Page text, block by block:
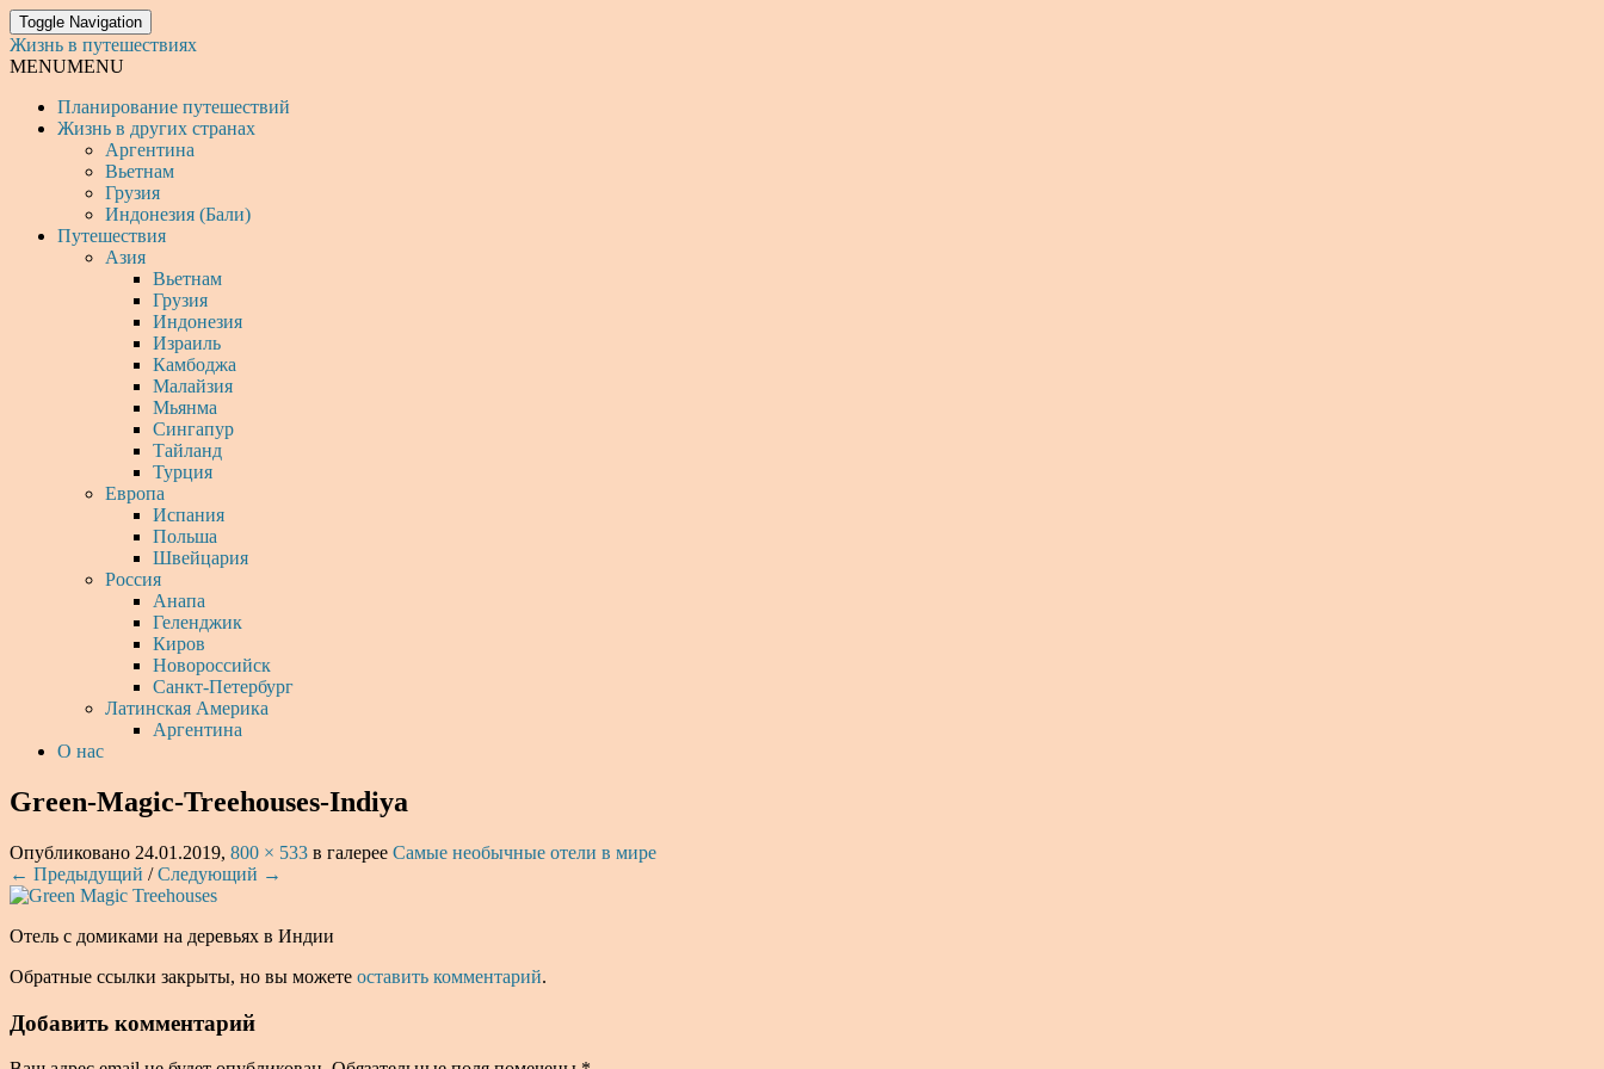
Toggle Navigation
Жизнь в путешествиях
MENUMENU
Планирование путешествий
Жизнь в других странах
Аргентина
Вьетнам
Грузия
Индонезия (Бали)
Путешествия
Азия
Вьетнам
Грузия
Индонезия
Израиль
Камбоджа
Малайзия
Мьянма
Сингапур
Тайланд
Турция
Европа
Испания
Польша
Швейцария
Россия
Анапа
Геленджик
Киров
Новороссийск
Санкт-Петербург
Латинская Америка
Аргентина
О нас
Green-Magic-Treehouses-Indiya
Опубликовано 24.01.2019, 800 × 533 в галерее Самые необычные отели в мире
← Предыдущий /Следующий →
Отель с домиками на деревьях в Индии
Обратные ссылки закрыты, но вы можете оставить комментарий.
Добавить комментарий